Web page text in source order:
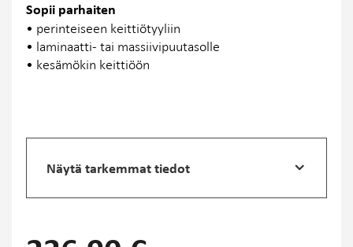
Sopii parhaiten
• perinteiseen keittiötyyliin
• laminaatti- tai massiivipuutasolle
• kesämökin keittiöön
Näytä tarkemmat tiedot